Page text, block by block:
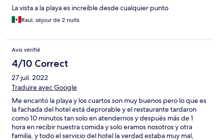
La vista a la playa es increíble desde cualquier punto
Raul, séjour de 2 nuits
Avis vérifié
4/10 Correct
27 juil. 2022
Traduire avec Google
Me encantó la playa y los cuartos son muy buenos pero lo que es
la fachada del hotel está deprorable y el restaurante tardaron
como 10 minutos tan solo en atendernos y después más de 1
hora en recibir nuestra comida y solo eramos nosotros y otra
familia, y todo el servicio del hotel la verdad estaba muy mal,